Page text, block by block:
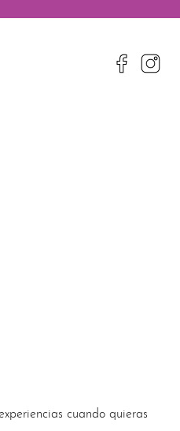
cuando quieras